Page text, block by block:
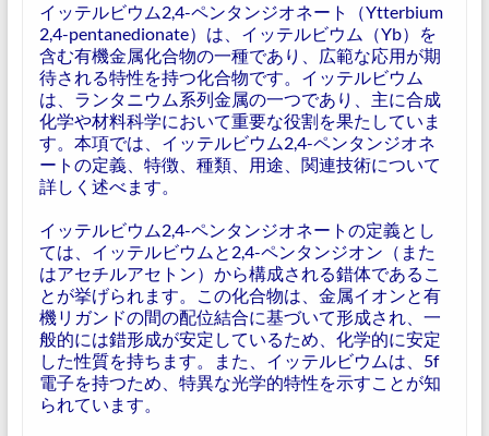
イッテルビウム2,4-ペンタンジオネート（Ytterbium
2,4-pentanedionate）は、イッテルビウム（Yb）を
含む有機金属化合物の一種であり、広範な応用が期
待される特性を持つ化合物です。イッテルビウム
は、ランタニウム系列金属の一つであり、主に合成
化学や材料科学において重要な役割を果たしていま
す。本項では、イッテルビウム2,4-ペンタンジオネ
ートの定義、特徴、種類、用途、関連技術について
詳しく述べます。
イッテルビウム2,4-ペンタンジオネートの定義とし
ては、イッテルビウムと2,4-ペンタンジオン（また
はアセチルアセトン）から構成される錯体であるこ
とが挙げられます。この化合物は、金属イオンと有
機リガンドの間の配位結合に基づいて形成され、一
般的には錯形成が安定しているため、化学的に安定
した性質を持ちます。また、イッテルビウムは、5f
電子を持つため、特異な光学的特性を示すことが知
られています。